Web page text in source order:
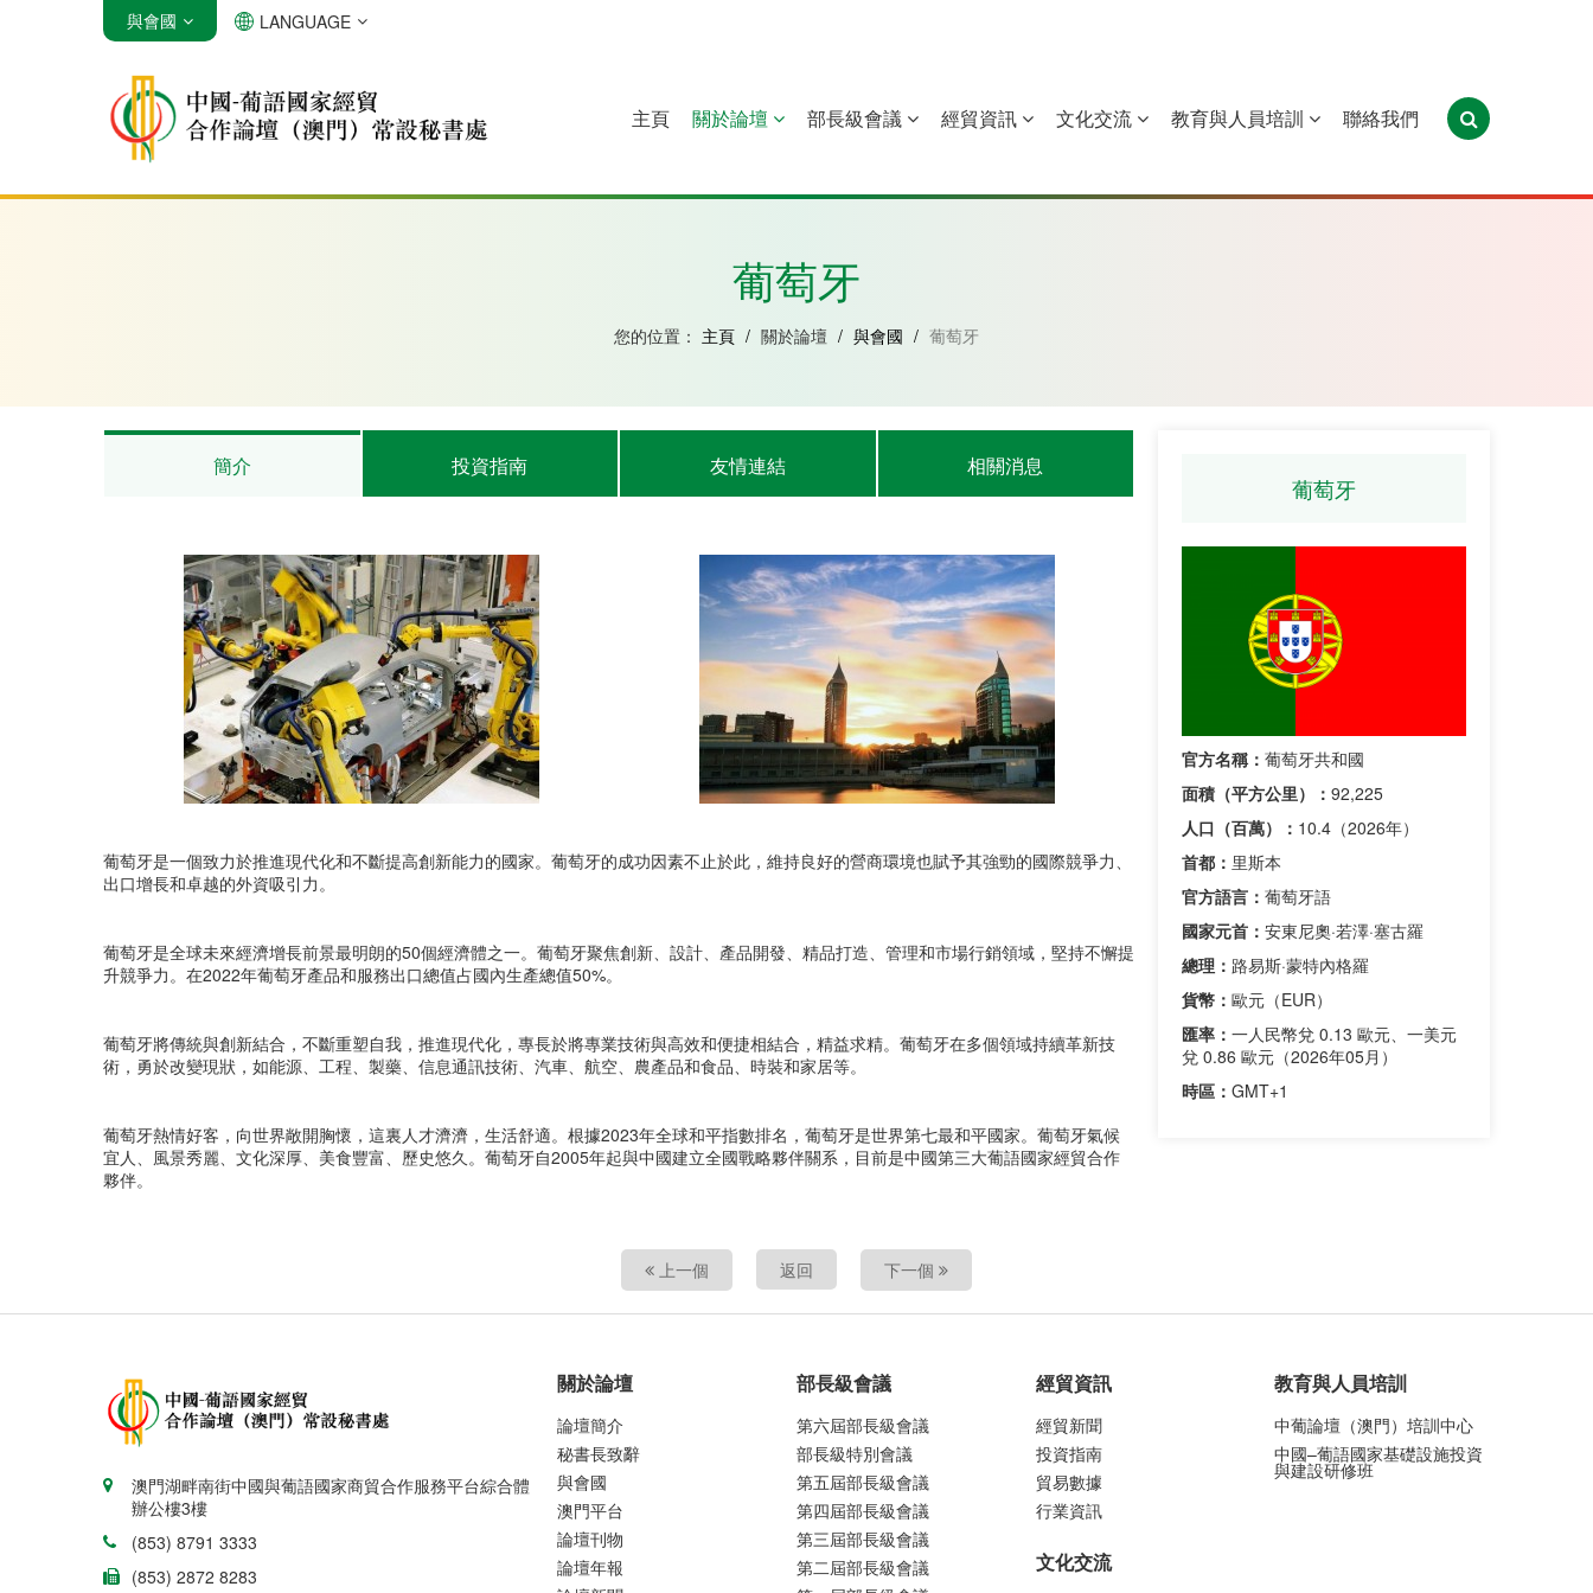
安哥拉 巴西 佛得角 幾內亞比紹 赤道幾內亞 莫桑比克 葡萄牙 聖多美和普林西比 東帝汶
與會國 LANGUAGE
主頁 關於論壇 部長級會議 經貿資訊 文化交流 教育與人員培訓 聯絡我們
葡萄牙
您的位置： 主頁 / 關於論壇 / 與會國 / 葡萄牙
葡萄牙
官方名稱： 葡萄牙共和國
面積（平方公里）： 92,225
人口（百萬）： 10.4（2026年）
首都： 里斯本
官方語言： 葡萄牙語
國家元首： 安東尼奧·若澤·塞古羅
總理： 路易斯·蒙特內格羅
貨幣： 歐元（EUR）
匯率： 一人民幣兌 0.13 歐元、一美元
兌 0.86 歐元（2026年05月）
時區： GMT+1
簡介 投資指南 友情連結 相關消息
葡萄牙是一個致力於推進現代化和不斷提高創新能力的國家。葡萄牙的成功因素不止於此，維持良好的營商環境也賦予其強勁的國際競爭力、
出口增長和卓越的外資吸引力。
葡萄牙是全球未來經濟增長前景最明朗的50個經濟體之一。葡萄牙聚焦創新、設計、產品開發、精品打造、管理和市場行銷領域，堅持不懈提
升競爭力。在2022年葡萄牙產品和服務出口總值占國內生產總值50%。
葡萄牙將傳統與創新結合，不斷重塑自我，推進現代化，專長於將專業技術與高效和便捷相結合，精益求精。葡萄牙在多個領域持續革新技
術，勇於改變現狀，如能源、工程、製藥、信息通訊技術、汽車、航空、農產品和食品、時裝和家居等。
葡萄牙熱情好客，向世界敞開胸懷，這裏人才濟濟，生活舒適。根據2023年全球和平指數排名，葡萄牙是世界第七最和平國家。葡萄牙氣候
宜人、風景秀麗、文化深厚、美食豐富、歷史悠久。葡萄牙自2005年起與中國建立全國戰略夥伴關系，目前是中國第三大葡語國家經貿合作
夥伴。
上一個 返回 下一個
澳門湖畔南街中國與葡語國家商貿合作服務平台綜合體
辦公樓3樓
(853) 8791 3333
(853) 2872 8283
關於論壇
論壇簡介
秘書長致辭
與會國
澳門平台
論壇刊物
論壇年報
部長級會議
第六屆部長級會議
部長級特別會議
第五屆部長級會議
第四屆部長級會議
第三屆部長級會議
第二屆部長級會議
經貿資訊
經貿新聞
投資指南
貿易數據
行業資訊
文化交流
教育與人員培訓
中葡論壇（澳門）培訓中心
中國–葡語國家基礎設施投資
與建設研修班